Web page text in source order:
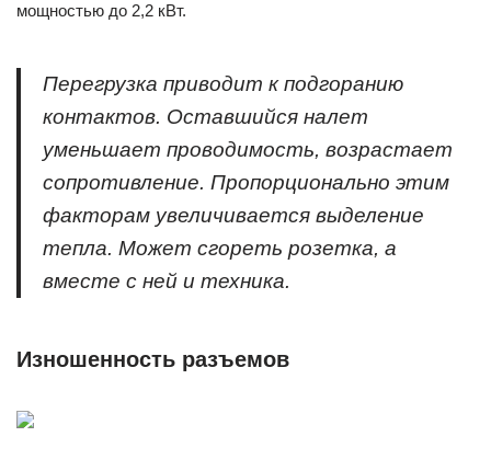
мощностью до 2,2 кВт.
Перегрузка приводит к подгоранию
контактов. Оставшийся налет
уменьшает проводимость, возрастает
сопротивление. Пропорционально этим
факторам увеличивается выделение
тепла. Может сгореть розетка, а
вместе с ней и техника.
Изношенность разъемов